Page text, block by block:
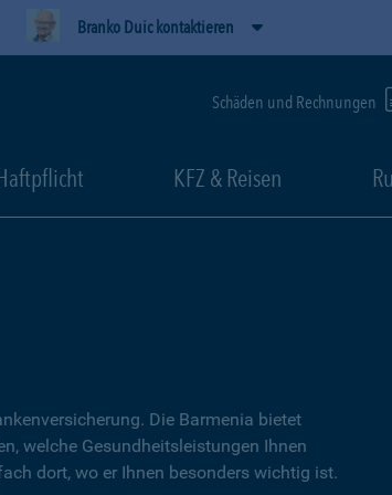
Branko Duic kontaktieren
Schäden und Rechnungen
KFZ & Reisen
Die Barmenia bietet
welche Gesundheitsleistungen Ihnen
dort, wo er Ihnen besonders wichtig ist.